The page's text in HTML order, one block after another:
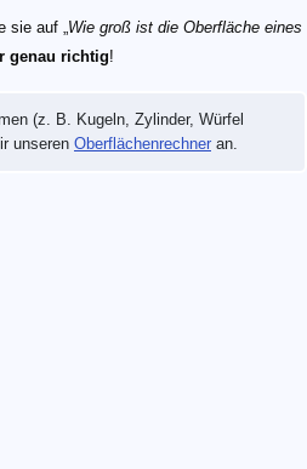
auf „ Wie groß ist die Oberfläche eines
genau richtig!
(z. B. Kugeln, Zylinder, Würfel
unseren Oberflächenrechner an.